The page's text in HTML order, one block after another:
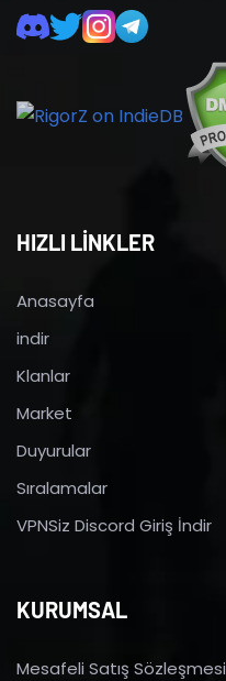
HIZLI LİNKLER
Anasayfa
indir
Klanlar
Market
Duyurular
Sıralamalar
VPNSiz Discord Giriş İndir
KURUMSAL
Mesafeli Satış Sözleşmesi